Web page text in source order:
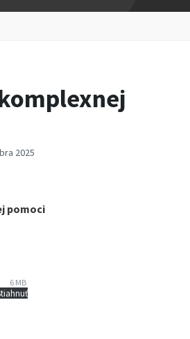
2025
pomoci
Prípona
súboru:
Veľkosť
súboru:
6 MB